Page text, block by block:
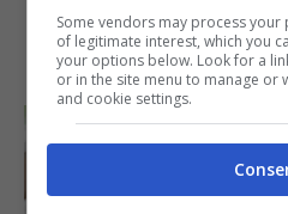
IN
Some vendors may process
of legitimate interest, which you
your options below. Look for a
or in the site menu to manage or
and cookie settings.